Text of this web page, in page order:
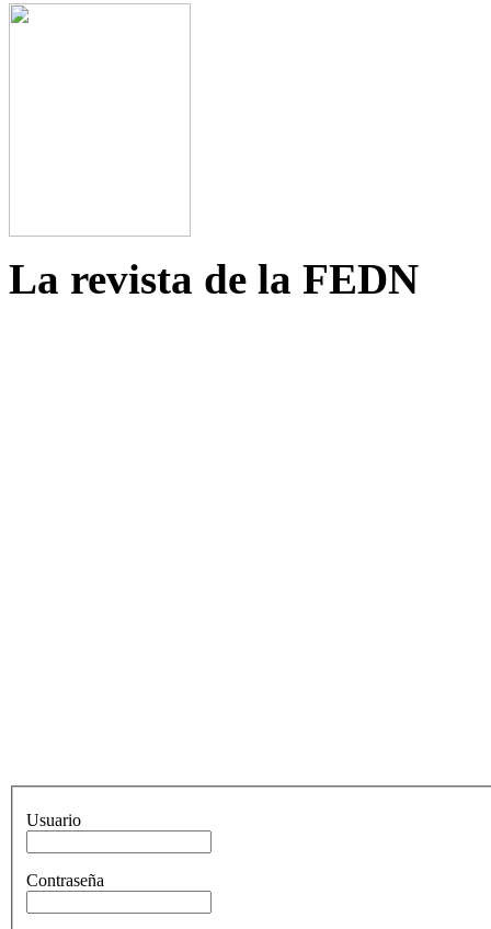
La revista de la FEDN
Usuario
Contraseña